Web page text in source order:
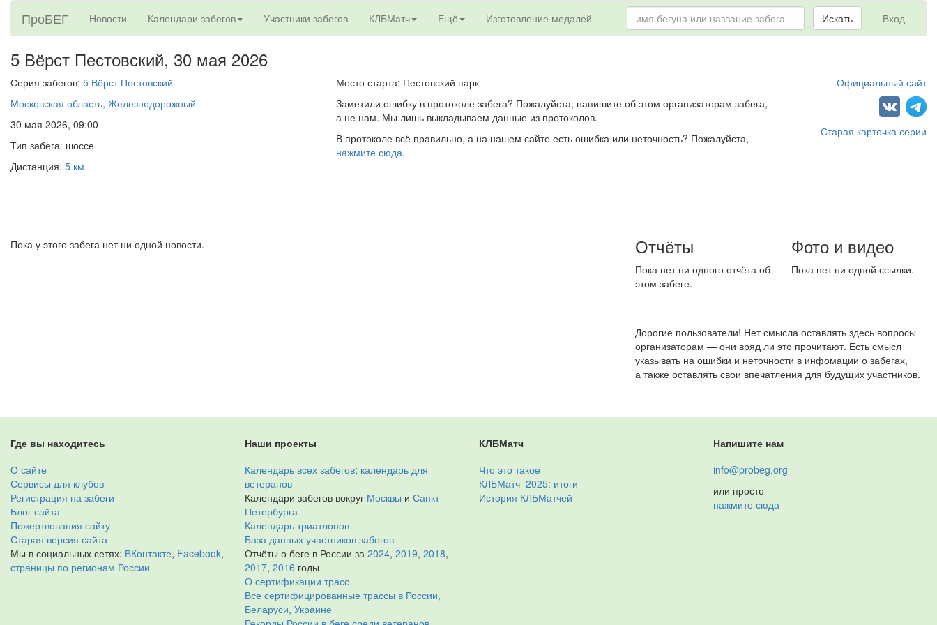
ПроБЕГ Новости Календари забегов Участники забегов КЛБМатч Ещё Изготовление медалей Вход
Искать
5 Вёрст Пестовский, 30 мая 2026
Серия забегов: 5 Вёрст Пестовский
Московская область, Железнодорожный
30 мая 2026, 09:00
Тип забега: шоссе
Дистанция: 5 км
Место старта: Пестовский парк
Заметили ошибку в протоколе забега? Пожалуйста, напишите об этом организаторам забега,
а не нам. Мы лишь выкладываем данные из протоколов.
В протоколе всё правильно, а на нашем сайте есть ошибка или неточность? Пожалуйста,
нажмите сюда.
Официальный сайт
Старая карточка серии
Пока у этого забега нет ни одной новости. Отчёты
Пока нет ни одного отчёта об
этом забеге.
Фото и видео
Пока нет ни одной ссылки.
Дорогие пользователи! Нет смысла оставлять здесь вопросы
организаторам — они вряд ли это прочитают. Есть смысл
указывать на ошибки и неточности в инфомации о забегах,
а также оставлять свои впечатления для будущих участников.
Где вы находитесь
О сайте
Сервисы для клубов
Регистрация на забеги
Блог сайта
Пожертвования сайту
Старая версия сайта
Мы в социальных сетях: ВКонтакте, Facebook,
страницы по регионам России
Наши проекты
Календарь всех забегов; календарь для
ветеранов
Календари забегов вокруг Москвы и Санкт-
Петербурга
Календарь триатлонов
База данных участников забегов
Отчёты о беге в России за 2024, 2019, 2018,
2017, 2016 годы
О сертификации трасс
Все сертифицированные трассы в России,
Беларуси, Украине
КЛБМатч
Что это такое
КЛБМатч–2025: итоги
История КЛБМатчей
Напишите нам
info@probeg.org
или просто
нажмите сюда